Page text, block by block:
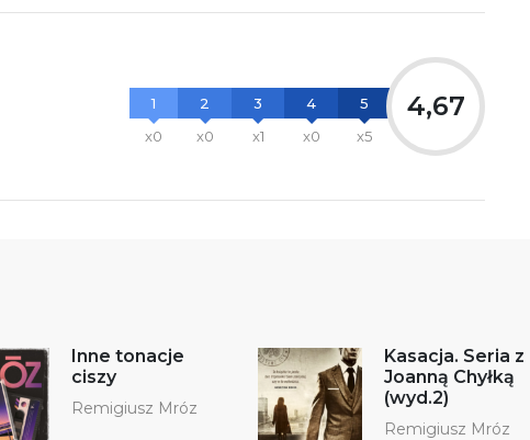
1
x0
2
x0
3
x1
4
x0
5
x5
4,67
Inne tonacje
ciszy
Remigiusz Mróz
Kasacja. Seria z
Joanną Chyłką
(wyd.2)
Remigiusz Mróz